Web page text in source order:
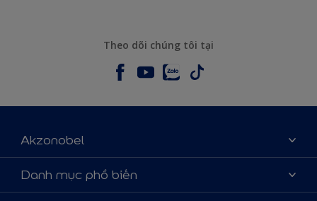
Theo dõi chúng tôi tại
Akzonobel
Giới thiệu về AkzoNobel
Liên hệ chúng tôi
Danh mục phổ biến